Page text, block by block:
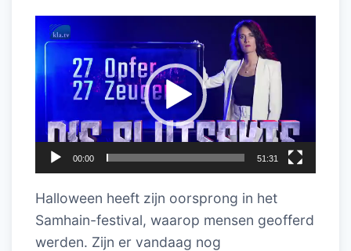
Videospeler
00:00 51:31
Halloween heeft zijn oorsprong in het
Samhain-festival, waarop mensen geofferd
werden. Zijn er vandaag nog